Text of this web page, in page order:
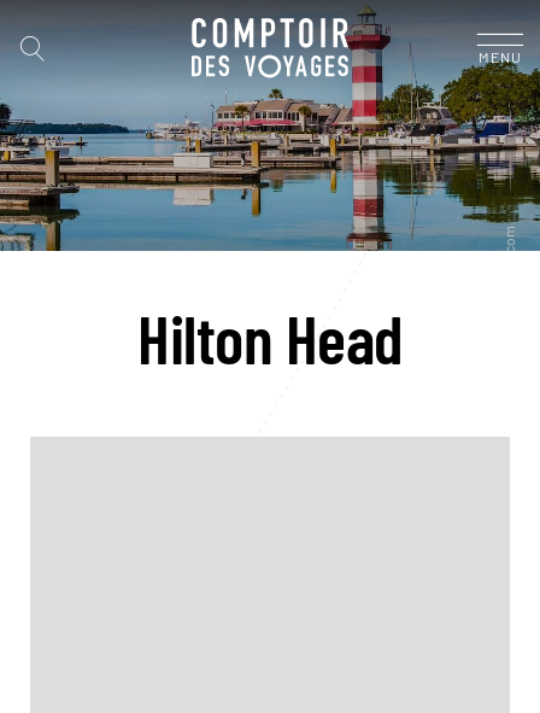
MENU
Hilton Head